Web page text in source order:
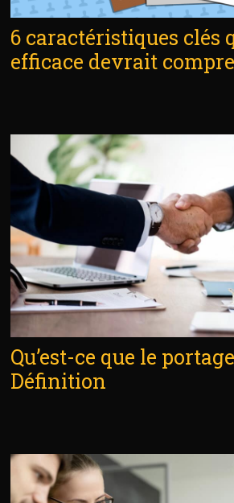
6 caractéristiques clés
efficace devrait
Qu’est-ce que le
Définition